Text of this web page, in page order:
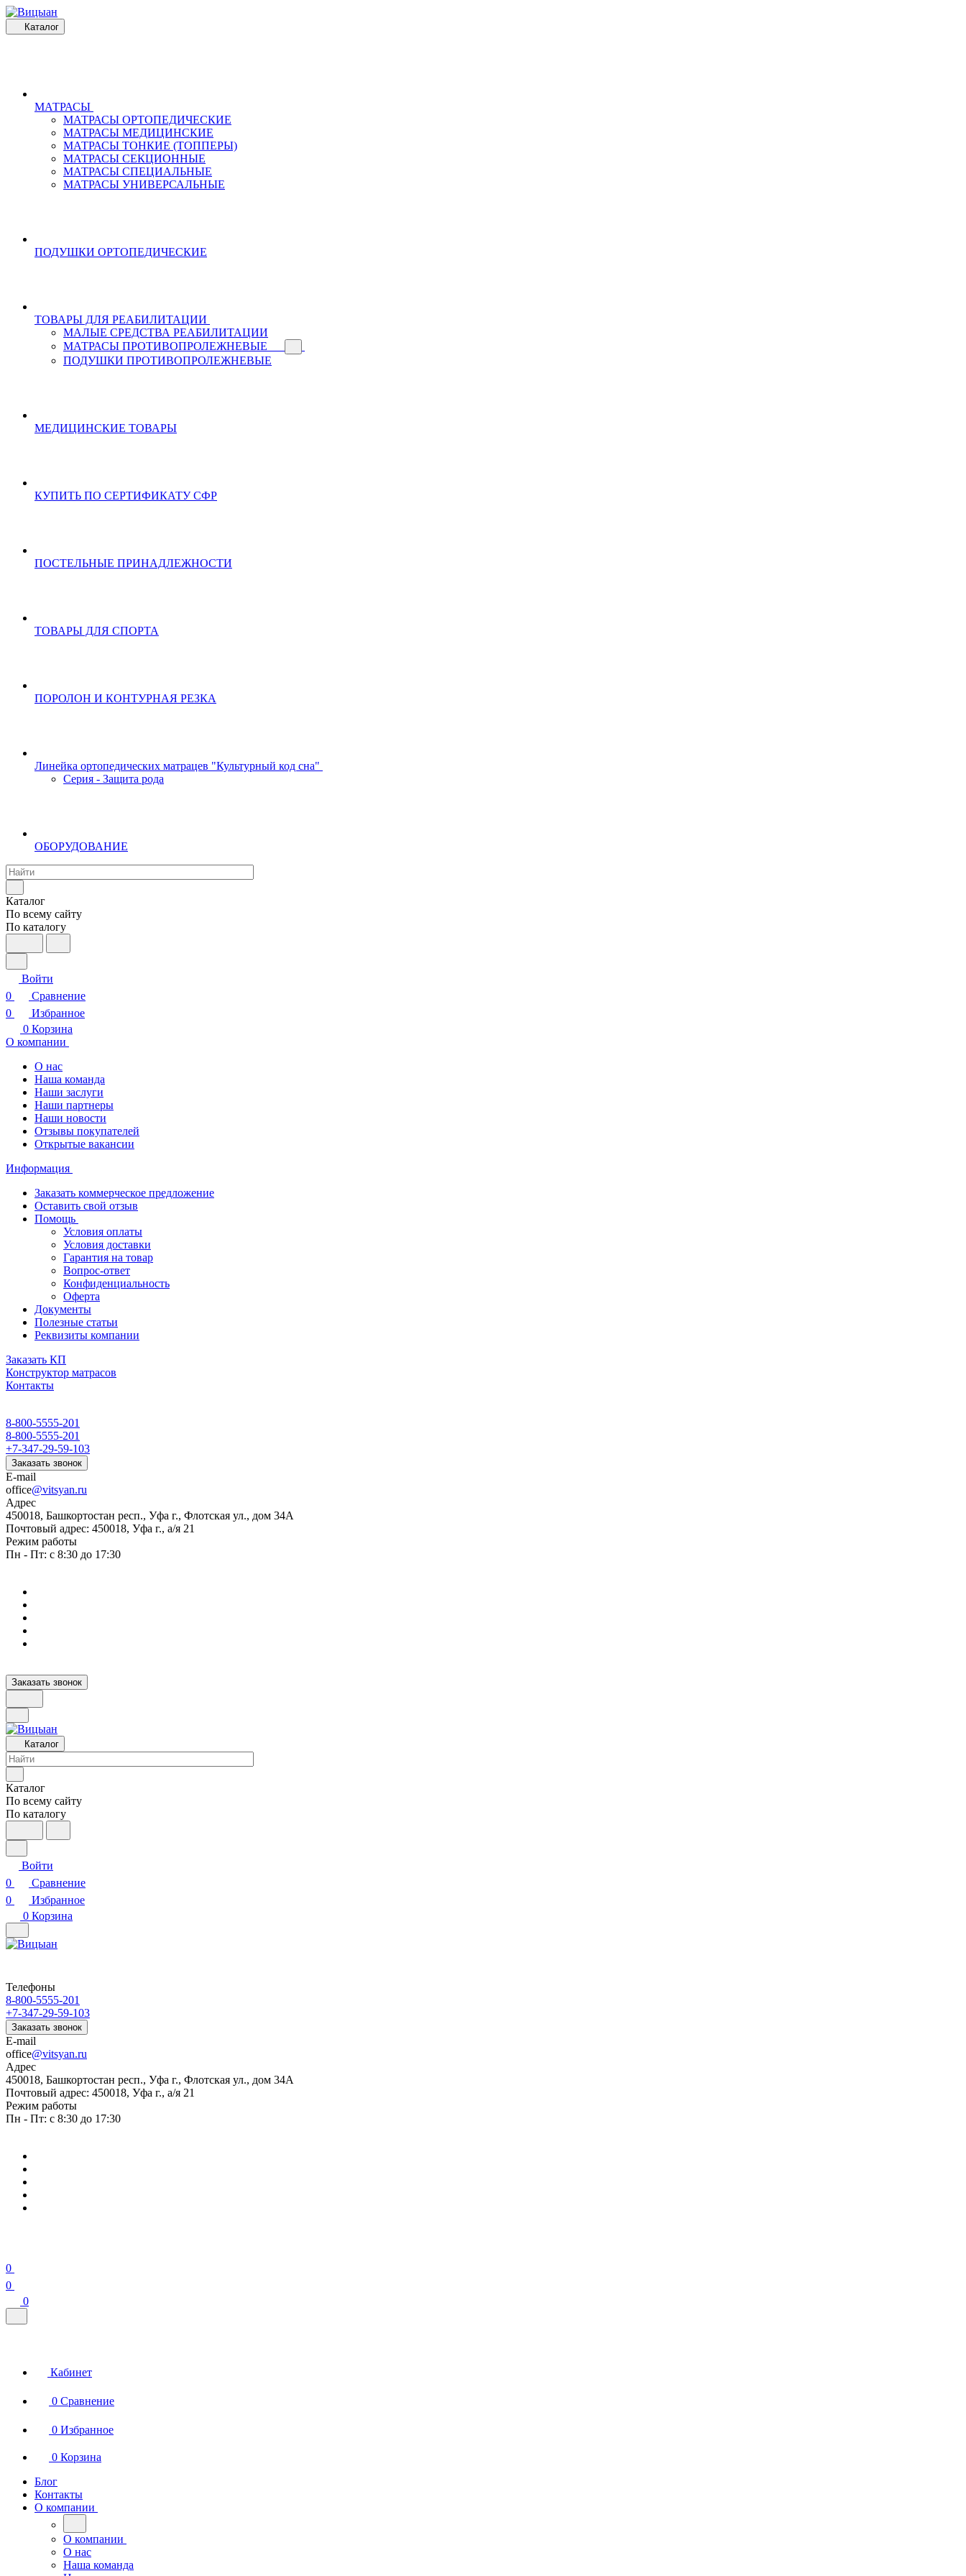
Каталог
МАТРАСЫ
МАТРАСЫ ОРТОПЕДИЧЕСКИЕ
МАТРАСЫ МЕДИЦИНСКИЕ
МАТРАСЫ ТОНКИЕ (ТОППЕРЫ)
МАТРАСЫ СЕКЦИОННЫЕ
МАТРАСЫ СПЕЦИАЛЬНЫЕ
МАТРАСЫ УНИВЕРСАЛЬНЫЕ
ПОДУШКИ ОРТОПЕДИЧЕСКИЕ
ТОВАРЫ ДЛЯ РЕАБИЛИТАЦИИ
МАЛЫЕ СРЕДСТВА РЕАБИЛИТАЦИИ
МАТРАСЫ ПРОТИВОПРОЛЕЖНЕВЫЕ
ПОДУШКИ ПРОТИВОПРОЛЕЖНЕВЫЕ
МЕДИЦИНСКИЕ ТОВАРЫ
КУПИТЬ ПО СЕРТИФИКАТУ СФР
ПОСТЕЛЬНЫЕ ПРИНАДЛЕЖНОСТИ
ТОВАРЫ ДЛЯ СПОРТА
ПОРОЛОН И КОНТУРНАЯ РЕЗКА
Линейка ортопедических матрацев "Культурный код сна"
Серия - Защита рода
ОБОРУДОВАНИЕ
Каталог
По всему сайту
По каталогу
Войти
0
Сравнение
0
Избранное
0 Корзина
О компании
О нас
Наша команда
Наши заслуги
Наши партнеры
Наши новости
Отзывы покупателей
Открытые вакансии
Информация
Заказать коммерческое предложение
Оставить свой отзыв
Помощь
Условия оплаты
Условия доставки
Гарантия на товар
Вопрос-ответ
Конфиденциальность
Оферта
Документы
Полезные статьи
Реквизиты компании
Заказать КП
Конструктор матрасов
Контакты
8-800-5555-201
8-800-5555-201
+7-347-29-59-103
Заказать звонок
E-mail
office@vitsyan.ru
Адрес
450018, Башкортостан респ., Уфа г., Флотская ул., дом 34А
Почтовый адрес: 450018, Уфа г., а/я 21
Режим работы
Пн - Пт: с 8:30 до 17:30
Заказать звонок
Каталог
Каталог
По всему сайту
По каталогу
Войти
0
Сравнение
0
Избранное
0 Корзина
Телефоны
8-800-5555-201
+7-347-29-59-103
Заказать звонок
E-mail
office@vitsyan.ru
Адрес
450018, Башкортостан респ., Уфа г., Флотская ул., дом 34А
Почтовый адрес: 450018, Уфа г., а/я 21
Режим работы
Пн - Пт: с 8:30 до 17:30
0
0
0
Кабинет
0 Сравнение
0 Избранное
0 Корзина
Блог
Контакты
О компании
О компании
О нас
Наша команда